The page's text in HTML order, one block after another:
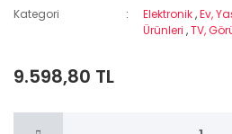
Kategori Elektronik,Ev,
Ürünleri ,TV,
9.598,80 TL